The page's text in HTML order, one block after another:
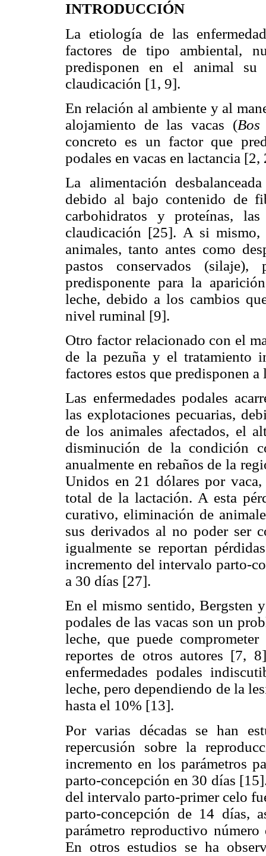
INTRODUCCIÓN
La etiología de las
factores de tipo ambiental,
predisponen en el animal su
claudicación [1, 9].
En relación al ambiente y al
alojamiento de las vacas (Bos
concreto es un factor que
podales en vacas en lactancia [2,
La alimentación
debido al bajo contenido de
carbohidratos y proteínas,
claudicación [25]. A si
animales, tanto antes como
pastos conservados
predisponente para la
leche, debido a los cambios
nivel ruminal [9].
Otro factor relacionado con el
de la pezuña y el tratamiento
factores estos que predisponen
Las enfermedades podales
las explotaciones pecuarias,
de los animales afectados, el
disminución de la condición
anualmente en rebaños de la
Unidos en 21 dólares por
total de la lactación. A esta
curativo, eliminación de
sus derivados al no poder ser
igualmente se reportan
incremento del intervalo parto-
a 30 días [27].
En el mismo sentido, Bergsten
podales de las vacas son un
leche, que puede
reportes de otros autores [7,
enfermedades podales
leche, pero dependiendo de la
hasta el 10% [13].
Por varias décadas se han
repercusión sobre la
incremento en los parámetros
parto-concepción en 30 días
del intervalo parto-primer celo
parto-concepción de 14 días,
parámetro reproductivo
En otros estudios se ha